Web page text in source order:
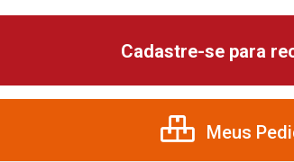
Cadastre-se para
Meus